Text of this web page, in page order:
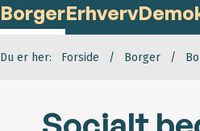
BorgerErhverv
Du er her: Forside Borger